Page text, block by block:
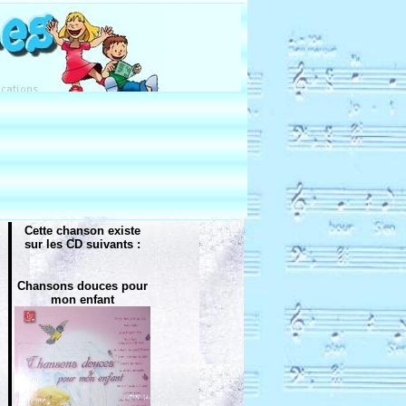
Cette chanson existe
sur les CD suivants :
Chansons douces pour
mon enfant